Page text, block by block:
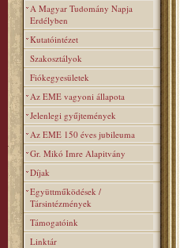
A Magyar Tudomány Napja
Erdélyben
Kutatóintézet
Szakosztályok
Fiókegyesületek
Az EME vagyoni állapota
Jelenlegi gyűjtemények
Az EME 150 éves jubileuma
Gr. Mikó Imre Alapitvány
Díjak
Együttműködések /
Társintézmények
Támogatóink
Linktár